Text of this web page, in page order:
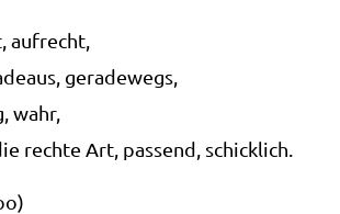
aufrecht,
geradewegs,
wahr,
rech­te Art, pas­send, schicklich.